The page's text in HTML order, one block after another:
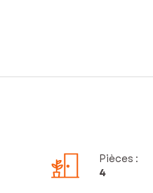
Pièces :
4